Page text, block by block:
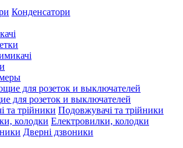
Конденсатори
для розеток и выключателей
Подовжувачі та трійники
Електровилки, колодки
Дверні дзвоники